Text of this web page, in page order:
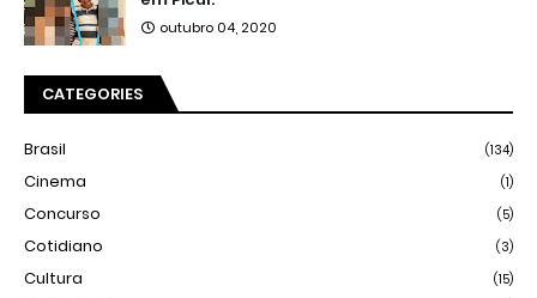
outubro 04, 2020
CATEGORIES
Brasil (134)
Cinema (1)
Concurso (5)
Cotidiano (3)
Cultura (15)